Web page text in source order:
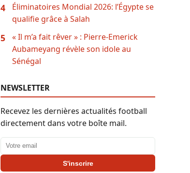
4
Éliminatoires Mondial 2026: l’Égypte se
qualifie grâce à Salah
5
« Il m’a fait rêver » : Pierre-Emerick
Aubameyang révèle son idole au
Sénégal
NEWSLETTER
Recevez les dernières actualités football
directement dans votre boîte mail.
Adresse email
S'inscrire